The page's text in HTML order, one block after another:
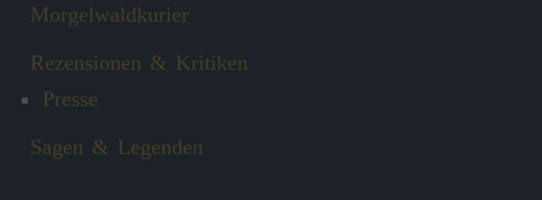
Morgelwaldkurier
Rezensionen & Kritiken
Presse
Sagen & Legenden